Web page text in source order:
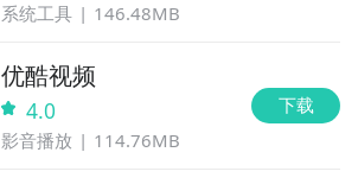
系统工具 146.48MB
优酷视频
4.0
影音播放 114.76MB
下载